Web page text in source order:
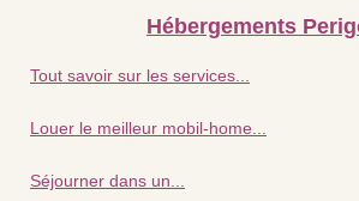
Hébergements
Tout savoir sur les services...
Louer le meilleur mobil-home...
Séjourner dans un...